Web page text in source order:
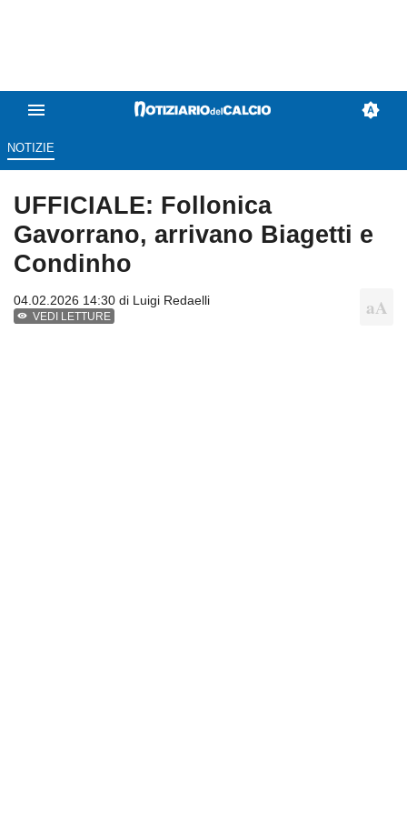
NOTIZIE
UFFICIALE: Follonica
Gavorrano, arrivano Biagetti e
Condinho
04.02.2026 14:30 di Luigi Redaelli
VEDI LETTURE